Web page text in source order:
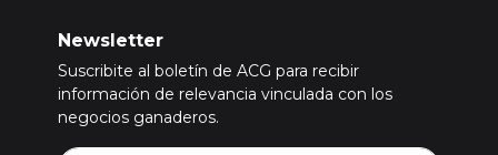
Newsletter
Suscribite al boletín de ACG para recibir
información de relevancia vinculada con los
negocios ganaderos.